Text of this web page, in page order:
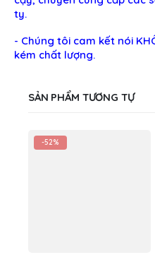
ty.
- Chúng tôi cam kết nói
kém chất lượng.
SẢN PHẨM TƯƠNG TỰ
-52%